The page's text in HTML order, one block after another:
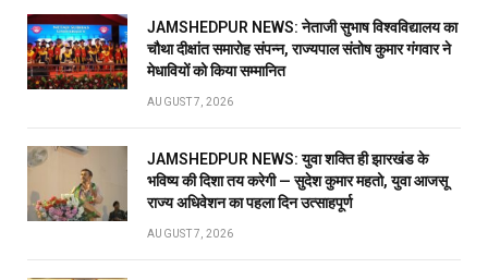
JAMSHEDPUR NEWS: नेताजी सुभाष विश्वविद्यालय का
चौथा दीक्षांत समारोह संपन्न, राज्यपाल संतोष कुमार गंगवार ने
मेधावियों को किया सम्मानित
AUGUST 7, 2026
JAMSHEDPUR NEWS: युवा शक्ति ही झारखंड के
भविष्य की दिशा तय करेगी — सुदेश कुमार महतो, युवा आजसू
राज्य अधिवेशन का पहला दिन उत्साहपूर्ण
AUGUST 7, 2026